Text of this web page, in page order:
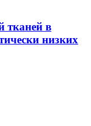
тканей в
низких